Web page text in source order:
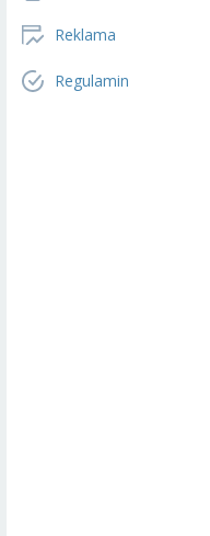
Reklama
Regulamin